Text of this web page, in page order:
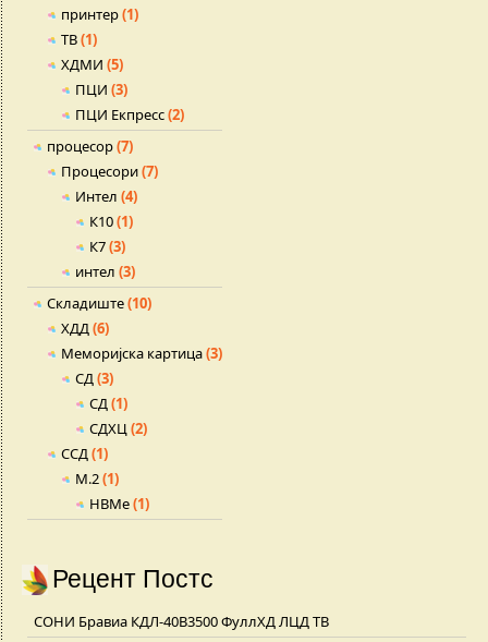
принтер(1)
ТВ(1)
ХДМИ (5)
ПЦИ (3)
ПЦИ Екпресс(2)
процесор(7)
Процесори(7)
Интел (4)
К10(1)
К7(3)
интел (3)
Складиште(10)
ХДД(6)
Меморијска картица(3)
СД(3)
СД(1)
СДХЦ(2)
ССД(1)
М.2(1)
НВМе(1)
Рецент Постс
СОНИ Бравиа КДЛ-40В3500 ФуллХД ЛЦД ТВ